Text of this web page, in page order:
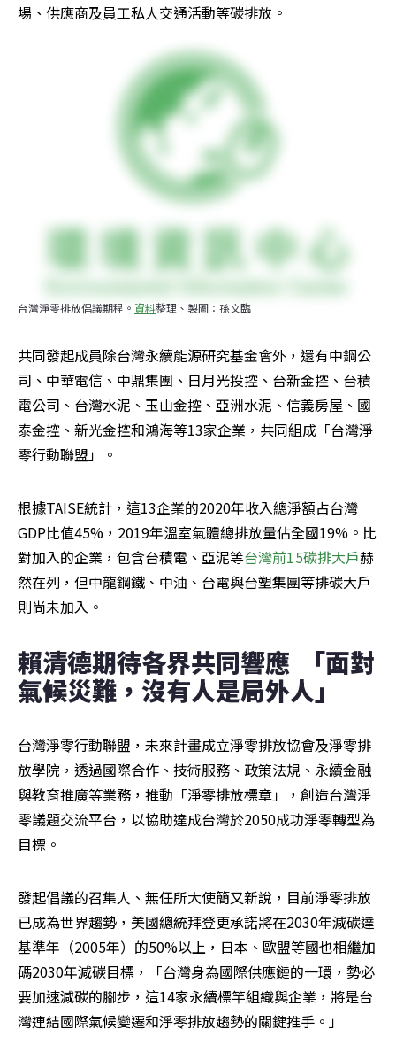
場、供應商及員工私人交通活動等碳排放。
台灣淨零排放倡議期程。 資料整理、製圖：孫文臨
共同發起成員除台灣永續能源研究基金會外，還有中鋼公
司、中華電信、中鼎集團、日月光投控、台新金控、台積
電公司、台灣水泥、玉山金控、亞洲水泥、信義房屋、國
泰金控、新光金控和鴻海等13家企業，共同組成「台灣淨
零行動聯盟」。
根據TAISE統計，這13企業的2020年收入總淨額占台灣
GDP比值45%，2019年溫室氣體總排放量佔全國19%。比
對加入的企業，包含台積電、亞泥等台灣前15碳排大戶赫
然在列，但中龍鋼鐵、中油、台電與台塑集團等排碳大戶
則尚未加入。
賴清德期待各界共同響應  「面對
氣候災難，沒有人是局外人」
台灣淨零行動聯盟，未來計畫成立淨零排放協會及淨零排
放學院，透過國際合作、技術服務、政策法規、永續金融
與教育推廣等業務，推動「淨零排放標章」，創造台灣淨
零議題交流平台，以協助達成台灣於2050成功淨零轉型為
目標。
發起倡議的召集人、無任所大使簡又新說，目前淨零排放
已成為世界趨勢，美國總統拜登更承諾將在2030年減碳達
基準年（2005年）的50%以上，日本、歐盟等國也相繼加
碼2030年減碳目標，「台灣身為國際供應鏈的一環，勢必
要加速減碳的腳步，這14家永續標竿組織與企業，將是台
灣連結國際氣候變遷和淨零排放趨勢的關鍵推手。」